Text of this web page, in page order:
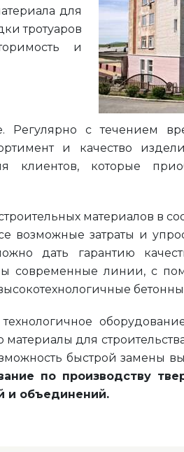
для
тротуаров
и
Регулярно с течением
и качество
клиентов, которые
материалов в
затраты и
дать гарантию
современные линии, с
для
быстрой замены
по производству
и объединений.